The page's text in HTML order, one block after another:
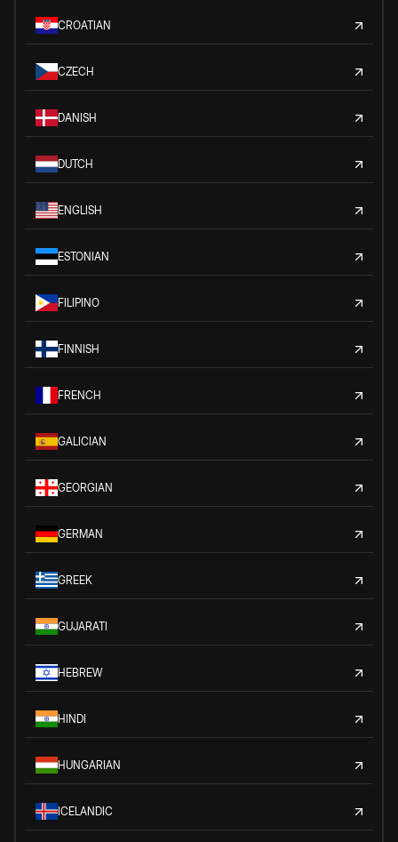
CROATIAN
CZECH
DANISH
DUTCH
ENGLISH
ESTONIAN
FILIPINO
FINNISH
FRENCH
GALICIAN
GEORGIAN
GERMAN
GREEK
GUJARATI
HEBREW
HINDI
HUNGARIAN
ICELANDIC